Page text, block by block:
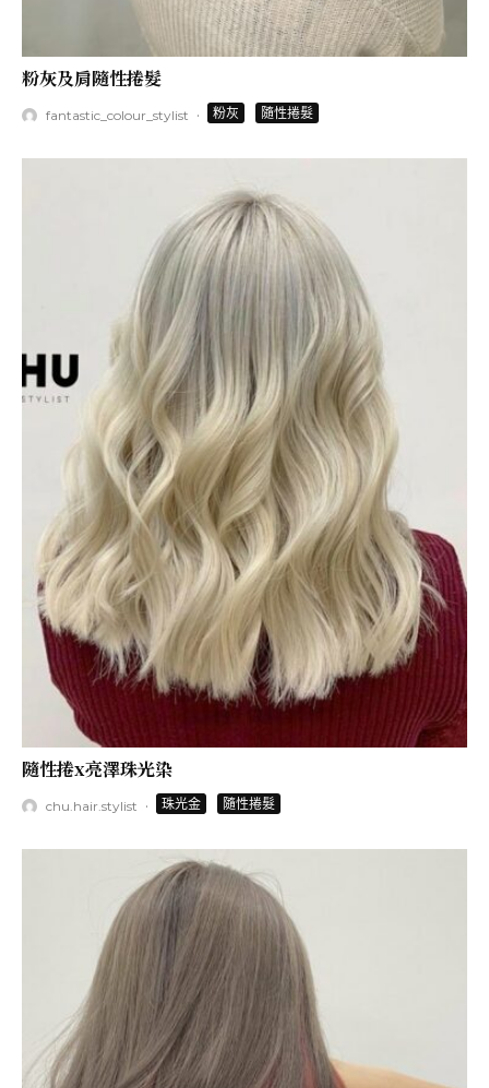
粉灰及肩隨性捲髮
fantastic_colour_stylist · 粉灰 隨性捲髮
隨性捲x亮澤珠光染
chu.hair.stylist · 珠光金 隨性捲髮